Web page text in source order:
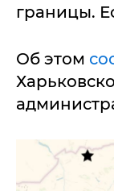
границы.
Об этом